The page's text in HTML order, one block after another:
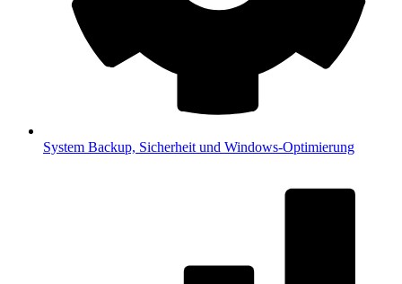
System Backup, Sicherheit und Windows-Optimierung